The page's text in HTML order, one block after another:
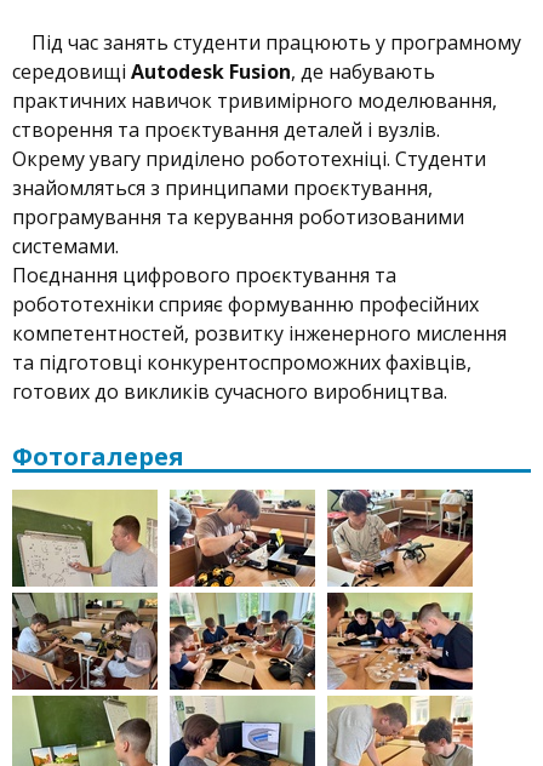
Під час занять студенти працюють у програмному
середовищі Autodesk Fusion, де набувають
практичних навичок тривимірного моделювання,
створення та проєктування деталей і вузлів.
Окрему увагу приділено робототехніці. Студенти
знайомляться з принципами проєктування,
програмування та керування роботизованими
системами.
Поєднання цифрового проєктування та
робототехніки сприяє формуванню професійних
компетентностей, розвитку інженерного мислення
та підготовці конкурентоспроможних фахівців,
готових до викликів сучасного виробництва.
Фотогалерея